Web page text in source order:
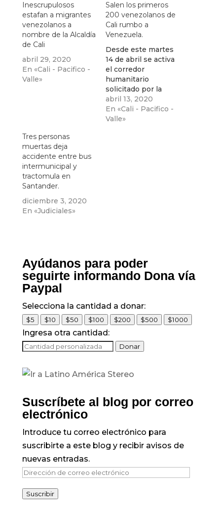
Inescrupulosos
estafan a migrantes
venezolanos a
nombre de la Alcaldía
de Cali
abril 29, 2020
En «Cali - Pacifico -
Valle»
Salen los primeros
200 venezolanos de
Cali rumbo a
Venezuela.
Desde este martes
14 de abril se activa
el corredor
humanitario
solicitado por la
alcaldía de Cali y por
el que saldrán 200
venezolanos a partir
abril 13, 2020
En «Cali - Pacifico -
Valle»
Tres personas
muertas deja
accidente entre bus
intermunicipal y
tractomula en
Santander.
diciembre 3, 2020
En «Judiciales»
Ayúdanos para poder
seguirte informando Dona vía
Paypal
Selecciona la cantidad a donar:
$5 $10 $50 $100 $200 $500 $1000
Ingresa otra cantidad:
Donar
Suscríbete al blog por correo
electrónico
Introduce tu correo electrónico para
suscribirte a este blog y recibir avisos de
nuevas entradas.
Dirección
correo
Suscribir